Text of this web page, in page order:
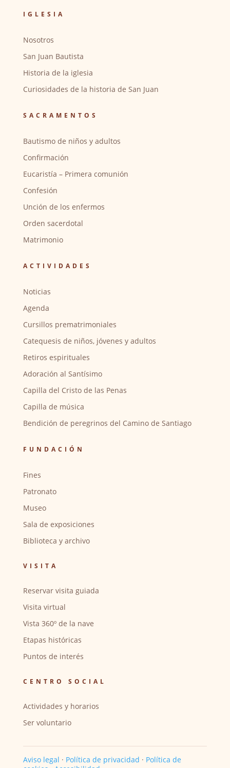
IGLESIA
Nosotros
San Juan Bautista
Historia de la iglesia
Curiosidades de la historia de San Juan
SACRAMENTOS
Bautismo de niños y adultos
Confirmación
Eucaristía – Primera comunión
Confesión
Unción de los enfermos
Orden sacerdotal
Matrimonio
ACTIVIDADES
Noticias
Agenda
Cursillos prematrimoniales
Catequesis de niños, jóvenes y adultos
Retiros espirituales
Adoración al Santísimo
Capilla del Cristo de las Penas
Capilla de música
Bendición de peregrinos del Camino de Santiago
FUNDACIÓN
Fines
Patronato
Museo
Sala de exposiciones
Biblioteca y archivo
VISITA
Reservar visita guiada
Visita virtual
Vista 360º de la nave
Etapas históricas
Puntos de interés
CENTRO SOCIAL
Actividades y horarios
Ser voluntario
Aviso legal · Política de privacidad · Política de